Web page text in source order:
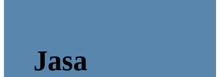
Jasa